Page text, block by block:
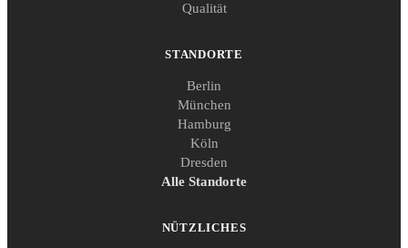
Qualität
STANDORTE
Berlin
München
Hamburg
Köln
Dresden
Alle Standorte
NÜTZLICHES